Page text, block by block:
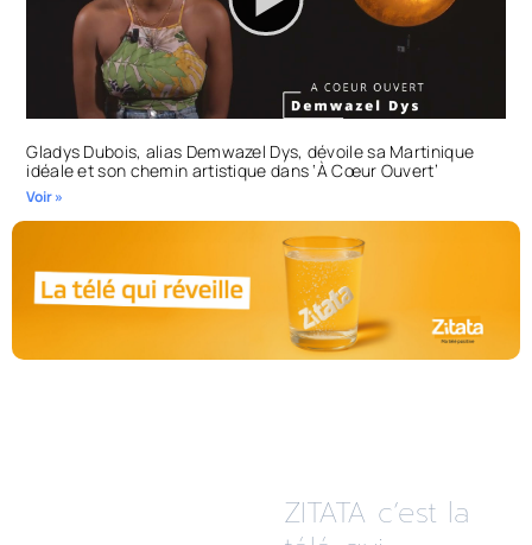
Gladys Dubois, alias Demwazel Dys, dévoile sa Martinique
idéale et son chemin artistique dans ‘À Cœur Ouvert’
Voir »
ZITATA c’est la